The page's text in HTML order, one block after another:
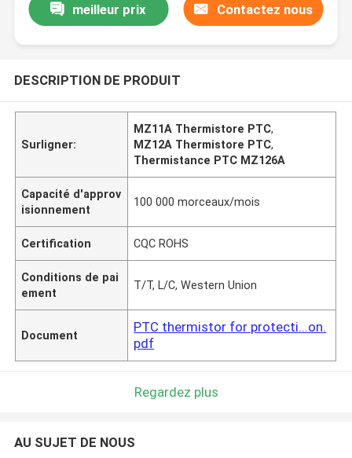
meilleur prix Contactez nous
DESCRIPTION DE PRODUIT
Surligner:
MZ11A Thermistore PTC,
MZ12A Thermistore PTC,
Thermistance PTC MZ126A
Capacité d'approv
isionnement
100 000 morceaux/mois
Certification CQC ROHS
Conditions de pai
ement
T/T, L/C, Western Union
Document
PTC thermistor for protecti...on.
pdf
Regardez plus
AU SUJET DE NOUS